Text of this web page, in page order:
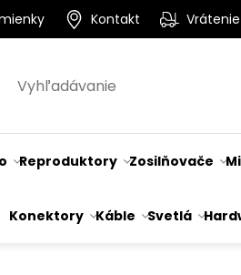
Kontakt
Reproduktory Zosilňovače
Konektory Káble Svetlá